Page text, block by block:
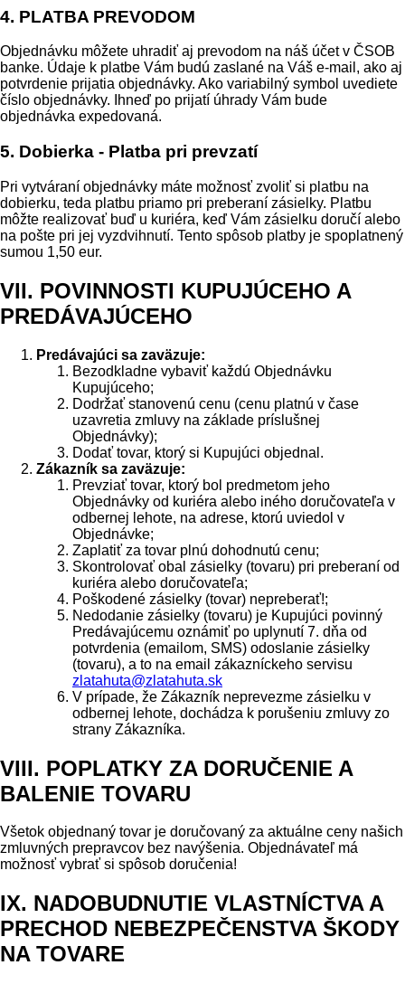
4. PLATBA PREVODOM
Objednávku môžete uhradiť aj prevodom na náš účet v ČSOB
banke. Údaje k platbe Vám budú zaslané na Váš e-mail, ako aj
potvrdenie prijatia objednávky. Ako variabilný symbol uvediete
číslo objednávky. Ihneď po prijatí úhrady Vám bude
objednávka expedovaná.
5. Dobierka - Platba pri prevzatí
Pri vytváraní objednávky máte možnosť zvoliť si platbu na
dobierku, teda platbu priamo pri preberaní zásielky. Platbu
môžte realizovať buď u kuriéra, keď Vám zásielku doručí alebo
na pošte pri jej vyzdvihnutí. Tento spôsob platby je spoplatnený
sumou 1,50 eur.
VII. POVINNOSTI KUPUJÚCEHO A
PREDÁVAJÚCEHO
Predávajúci sa zaväzuje:
Bezodkladne vybaviť každú Objednávku
Kupujúceho;
Dodržať stanovenú cenu (cenu platnú v čase
uzavretia zmluvy na základe príslušnej
Objednávky);
Dodať tovar, ktorý si Kupujúci objednal.
Zákazník sa zaväzuje:
Prevziať tovar, ktorý bol predmetom jeho
Objednávky od kuriéra alebo iného doručovateľa v
odbernej lehote, na adrese, ktorú uviedol v
Objednávke;
Zaplatiť za tovar plnú dohodnutú cenu;
Skontrolovať obal zásielky (tovaru) pri preberaní od
kuriéra alebo doručovateľa;
Poškodené zásielky (tovar) nepreberať!;
Nedodanie zásielky (tovaru) je Kupujúci povinný
Predávajúcemu oznámiť po uplynutí 7. dňa od
potvrdenia (emailom, SMS) odoslanie zásielky
(tovaru), a to na email zákazníckeho servisu
zlatahuta@zlatahuta.sk
V prípade, že Zákazník neprevezme zásielku v
odbernej lehote, dochádza k porušeniu zmluvy zo
strany Zákazníka.
VIII. POPLATKY ZA DORUČENIE A
BALENIE TOVARU
Všetok objednaný tovar je doručovaný za aktuálne ceny našich
zmluvných prepravcov bez navýšenia. Objednávateľ má
možnosť vybrať si spôsob doručenia!
IX. NADOBUDNUTIE VLASTNÍCTVA A
PRECHOD NEBEZPEČENSTVA ŠKODY
NA TOVARE